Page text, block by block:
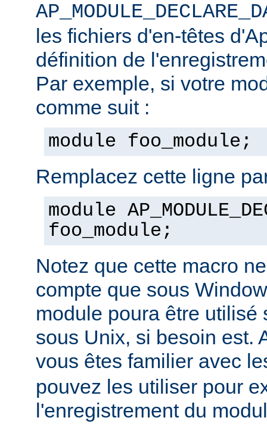
les fichiers d'en-têtes
définition de
Par exemple, si votre
comme suit :
module foo_module;
Remplacez cette ligne
module
foo_module;
Notez que cette macro
compte que sous
module poura être utilisé
sous Unix, si besoin est.
vous êtes familier avec
pouvez les utiliser pour
l'enregistrement du